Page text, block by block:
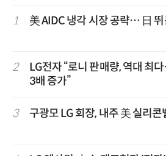
1 美 AIDC 냉각 시장 공략… 日 뛰
2
LG전자 “로니 판매량, 역대 최
3배 증가”
3 구광모 LG 회장, 내주 美 실리